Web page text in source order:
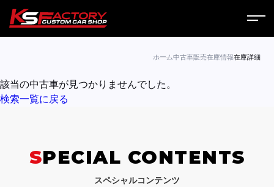
サービス
ホーム中古車販売在庫情報在庫詳細
該当の中古車が見つかりませんでした。
検索一覧に戻る
SPECIAL CONTENTS
スペシャルコンテンツ